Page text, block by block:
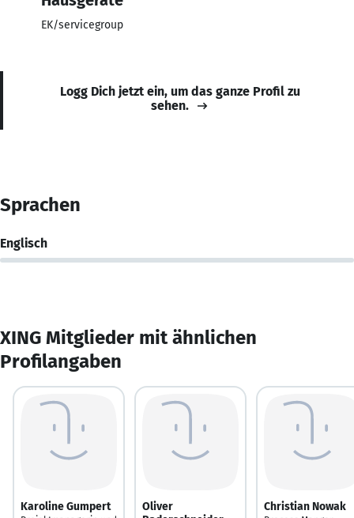
EK/servicegroup
Logg Dich jetzt ein, um das ganze Profil zu
sehen.
Sprachen
Englisch
XING Mitglieder mit ähnlichen
Profilangaben
Karoline Gumpert
Oliver
Christian Nowak